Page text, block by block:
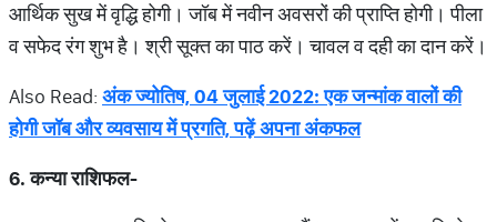
आर्थिक सुख में वृद्धि होगी। जॉब में नवीन अवसरों की प्राप्ति होगी। पीला
व सफेद रंग शुभ है। श्री सूक्त का पाठ करें। चावल व दही का दान करें।
Also Read: अंक ज्योतिष, 04 जुलाई 2022: एक जन्मांक वालों की
होगी जॉब और व्यवसाय में प्रगति, पढ़ें अपना अंकफल
6. कन्या राशिफल-